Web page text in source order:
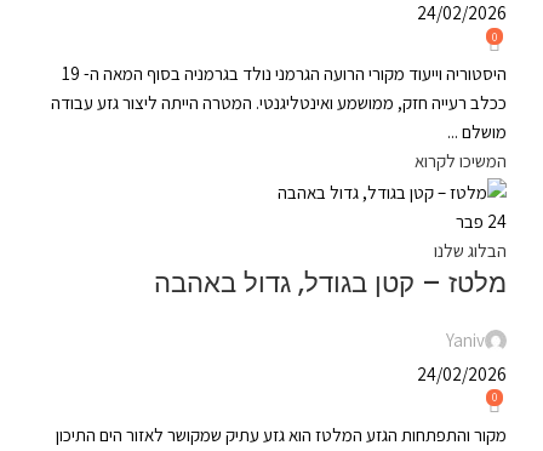
24/02/2026
0
היסטוריה וייעוד מקורי הרועה הגרמני נולד בגרמניה בסוף המאה ה- 19
ככלב רעייה חזק, ממושמע ואינטליגנטי. המטרה הייתה ליצור גזע עבודה
מושלם ...
המשיכו לקרוא
24 פבר
הבלוג שלנו
מלטז – קטן בגודל, גדול באהבה
Yaniv
24/02/2026
0
מקור והתפתחות הגזע המלטז הוא גזע עתיק שמקושר לאזור הים התיכון